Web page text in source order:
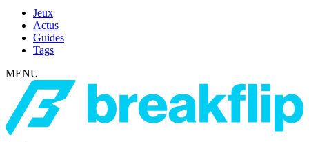
Jeux
Actus
Guides
Tags
MENU